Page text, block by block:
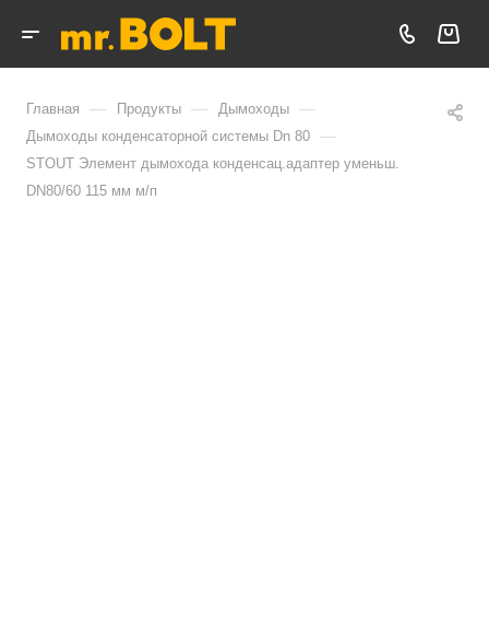
Главная — Продукты — Дымоходы —
Дымоходы конденсаторной системы Dn 80 —
STOUT Элемент дымохода конденсац.адаптер уменьш.
DN80/60 115 мм м/п